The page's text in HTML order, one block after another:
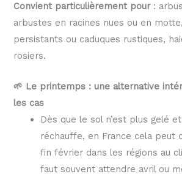
Convient particulièrement pour:
arbustes en racines nues ou en
persistants ou caduques rustiques,
rosiers.
🌱 Le printemps : une alternative
les cas
Dès que le sol n’est plus gelé
réchauffe, en France cela peut
fin février dans les régions au
faut souvent attendre avril ou